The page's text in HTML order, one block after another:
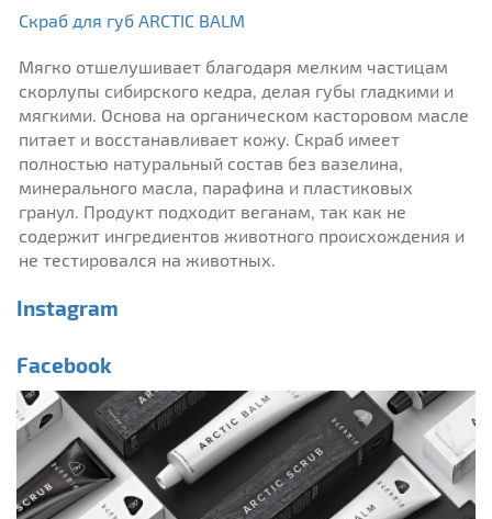
Скраб для губ ARCTIC BALM
Мягко отшелушивает благодаря мелким частицам
скорлупы сибирского кедра, делая губы гладкими и
мягкими. Основа на органическом касторовом масле
питает и восстанавливает кожу. Скраб имеет
полностью натуральный состав без вазелина,
минерального масла, парафина и пластиковых
гранул. Продукт подходит веганам, так как не
содержит ингредиентов животного происхождения и
не тестировался на животных.
Instagram
Facebook